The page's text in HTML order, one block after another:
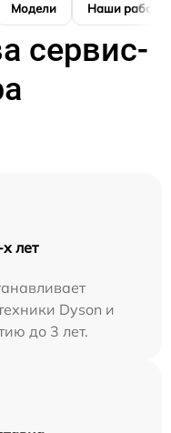
Модели Наши работы
сервис-
лет
Dyson и
до 3 лет.